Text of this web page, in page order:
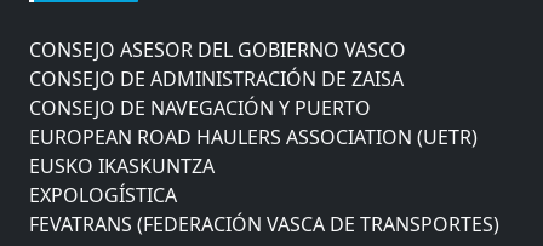
CONSEJO ASESOR DEL GOBIERNO VASCO
CONSEJO DE ADMINISTRACIÓN DE ZAISA
CONSEJO DE NAVEGACIÓN Y PUERTO
EUROPEAN ROAD HAULERS ASSOCIATION (UETR)
EUSKO IKASKUNTZA
EXPOLOGÍSTICA
FEVATRANS (FEDERACIÓN VASCA DE TRANSPORTES)